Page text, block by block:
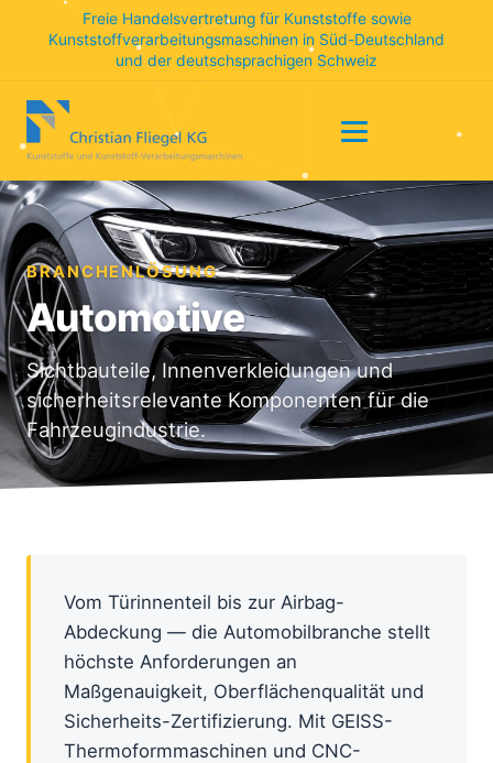
Freie Handelsvertretung für Kunststoffe sowie
Kunststoffverarbeitungsmaschinen in Süd-Deutschland
und der deutschsprachigen Schweiz
BRANCHENLÖSUNG
Automotive
Sichtbauteile, Innenverkleidungen und
sicherheitsrelevante Komponenten für die
Fahrzeugindustrie.
Vom Türinnenteil bis zur Airbag-
Abdeckung — die Automobilbranche stellt
höchste Anforderungen an
Maßgenauigkeit, Oberflächenqualität und
Sicherheits-Zertifizierung. Mit GEISS-
Thermoformmaschinen und CNC-